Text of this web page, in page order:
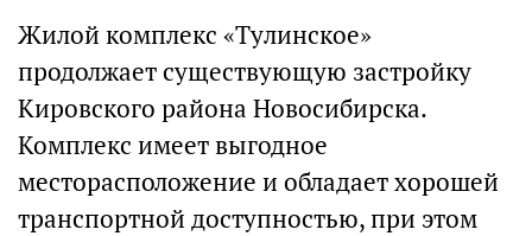
Жилой комплекс «Тулинское»
продолжает существующую застройку
Кировского района Новосибирска.
Комплекс имеет выгодное
месторасположение и обладает хорошей
транспортной доступностью, при этом